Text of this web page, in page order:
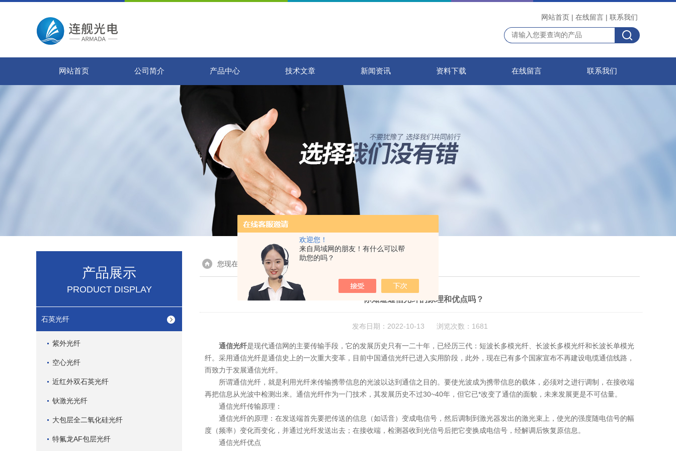
欢迎您！
来自局域网的朋友！有什么可以帮
助您的吗？
网站首页 | 在线留言 | 联系我们
网站首页 公司简介 产品中心 技术文章 新闻资讯 资料下载 在线留言 联系我们
产品展示
PRODUCT DISPLAY
石英光纤
紫外光纤
空心光纤
近红外双石英光纤
钬激光光纤
大包层全二氧化硅光纤
特氟龙AF包层光纤
您现在的位置：首页> 新闻中心 > 你知道通信光纤的原理和优点吗？
你知道通信光纤的原理和优点吗？
发布日期：2022-10-13 浏览次数：1681
通信光纤是现代通信网的主要传输手段，它的发展历史只有一二十年，已经历三代：短波长多模光纤、长波长多模光纤和长波长单模光
纤。采用通信光纤是通信史上的一次重大变革，目前中国通信光纤已进入实用阶段，此外，现在已有多个国家宣布不再建设电缆通信线路，
而致力于发展通信光纤。
所谓通信光纤，就是利用光纤来传输携带信息的光波以达到通信之目的。要使光波成为携带信息的载体，必须对之进行调制，在接收端
再把信息从光波中检测出来。通信光纤作为一门技术，其发展历史不过30~40年，但它已*改变了通信的面貌，未来发展更是不可估量。
通信光纤传输原理：
通信光纤的原理：在发送端首先要把传送的信息（如话音）变成电信号，然后调制到激光器发出的激光束上，使光的强度随电信号的幅
度（频率）变化而变化，并通过光纤发送出去；在接收端，检测器收到光信号后把它变换成电信号，经解调后恢复原信息。
通信光纤优点